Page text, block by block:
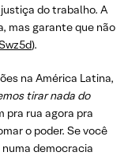
do trabalho. A
mas garante que não
).
na América Latina,
tirar nada do
pra rua agora pra
o poder. Se você
democracia